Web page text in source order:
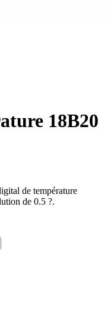
18B20
de température
de 0.5 ?.